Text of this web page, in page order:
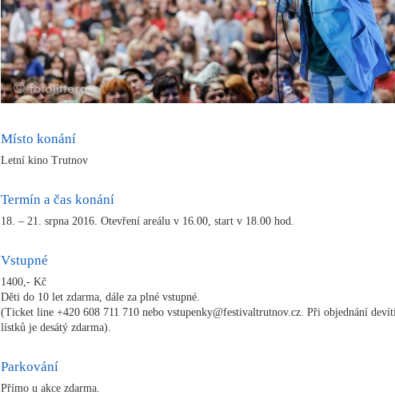
Místo konání
Letní kino Trutnov
Termín a čas konání
18. – 21. srpna 2016. Otevření areálu v 16.00, start v 18.00 hod.
Vstupné
1400,- Kč
Děti do 10 let zdarma, dále za plné vstupné.
(Ticket line +420 608 711 710 nebo vstupenky@festivaltrutnov.cz. Při objednání
lístků je desátý zdarma).
Parkování
Přímo u akce zdarma.